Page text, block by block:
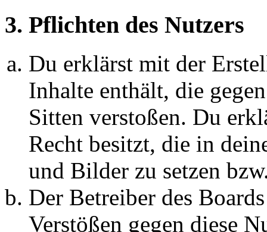
3. Pflichten des Nutzers
Du erklärst mit der
Inhalte enthält, die
Sitten verstoßen. Du
Recht besitzt, die in
und Bilder zu setzen
Der Betreiber des
Verstößen gegen diese